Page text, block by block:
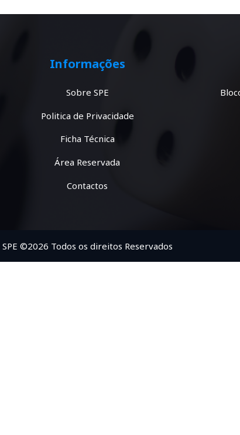
Informações
Sobre SPE
Politica de Privacidade
Ficha Técnica
Área Reservada
Contactos
SPE ©2026 Todos os direitos Reservados